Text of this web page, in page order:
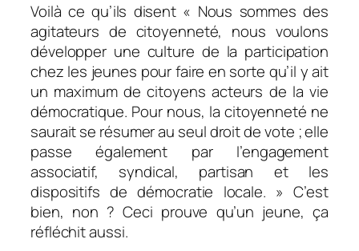
Voilà ce qu’ils disent « Nous sommes des
agitateurs de citoyenneté, nous voulons
développer une culture de la participation
chez les jeunes pour faire en sorte qu’il y ait
un maximum de citoyens acteurs de la vie
démocratique. Pour nous, la citoyenneté ne
saurait se résumer au seul droit de vote ; elle
passe également par l’engagement
associatif, syndical, partisan et les
dispositifs de démocratie locale. » C’est
bien, non ? Ceci prouve qu’un jeune, ça
réfléchit aussi.